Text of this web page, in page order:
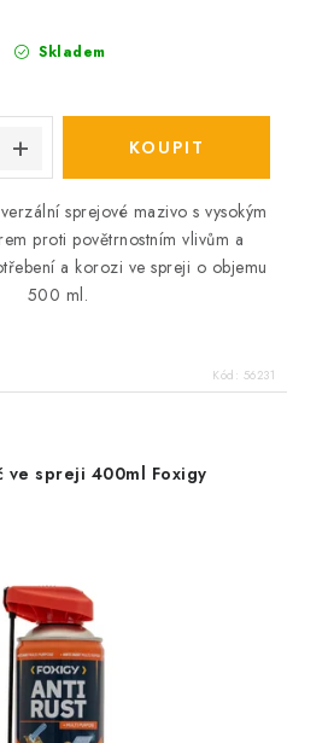
Skladem
sprejové mazivo s vysokým
proti povětrnostním vlivům a
a korozi ve spreji o objemu
500 ml.
Kód: 56231
ve spreji 400ml Foxigy